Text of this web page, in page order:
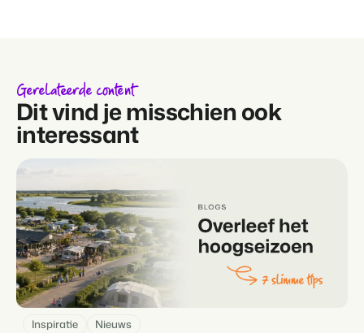
Gerelateerde content
Dit vind je misschien ook
interessant
Inspiratie Nieuws